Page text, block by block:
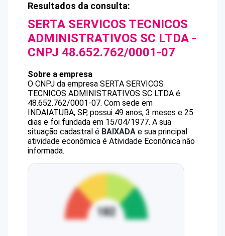
Resultados da consulta:
SERTA SERVICOS TECNICOS
ADMINISTRATIVOS SC LTDA -
CNPJ 48.652.762/0001-07
Sobre a empresa
O CNPJ da empresa SERTA SERVICOS
TECNICOS ADMINISTRATIVOS SC LTDA é
48.652.762/0001-07. Com sede em
INDAIATUBA, SP, possui 49 anos, 3 meses e 25
dias e foi fundada em 15/04/1977. A sua
situação cadastral é BAIXADA e sua principal
atividade econômica é Atividade Econônica não
informada.